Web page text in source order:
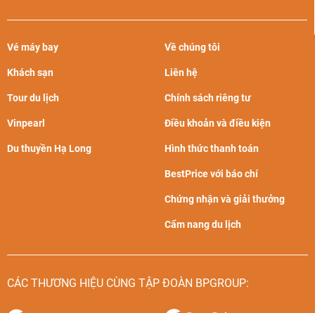
Vé máy bay
Khách sạn
Tour du lịch
Vinpearl
Du thuyền Hạ Long
Về chúng tôi
Liên hệ
Chính sách riêng tư
Điều khoản và điều kiện
Hình thức thanh toán
BestPrice với báo chí
Chứng nhận và giải thưởng
Cẩm nang du lịch
CÁC THƯƠNG HIỆU CÙNG TẬP ĐOÀN BPGROUP: